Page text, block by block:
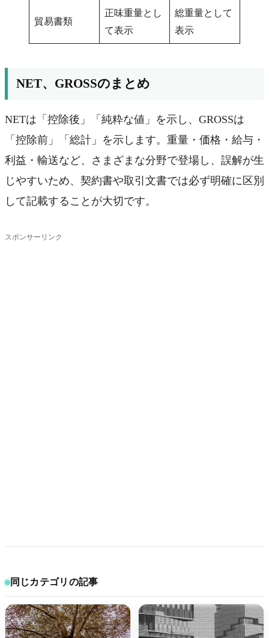
貿易書類
正味重量とし
て表示
総重量として
表示
NET、GROSSのまとめ
NETは「控除後」「純粋な値」を示し、GROSSは
「控除前」「総計」を示します。重量・価格・給与・
利益・輸送など、さまざまな分野で登場し、誤解が生
じやすいため、契約書や取引文書では必ず明確に区別
して記載することが大切です。
スポンサーリンク
同じカテゴリの記事